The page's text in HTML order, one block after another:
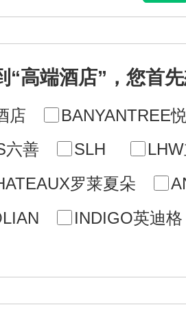
“高端酒店”，您首
店
BANYANTREE
六善
SLH
罗莱夏朵
INDIGO英迪格